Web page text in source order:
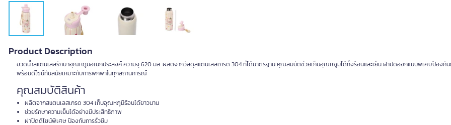
Product Description
ขวดน้ำสแตนเลสรักษาอุณหภูมิอเนกประสงค์ ความจุ 620 มล. ผลิตจากวัสดุสแตนเลสเกรด 304 ที่ได้มาตรฐาน คุณสมบัติช่วยเก็บอุณหภูมิได้ทั้งร้อนและเย็น ฝาปิดออกแบบพิเศษป้องกัน
พร้อมดีไซน์ทันสมัยเหมาะกับการพกพาในทุกสถานการณ์
คุณสมบัติสินค้า
ผลิตจากสแตนเลสเกรด 304 เก็บอุณหภูมิร้อนได้ยาวนาน
ช่วยรักษาความเย็นได้อย่างมีประสิทธิภาพ
ฝาปิดดีไซน์พิเศษ ป้องกันการรั่วซึม